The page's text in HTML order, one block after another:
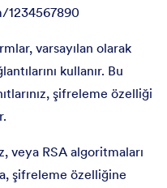
varsayılan olarak
kullanır. Bu
şifreleme özelliği
veya RSA algoritmaları
şifreleme özelliğine